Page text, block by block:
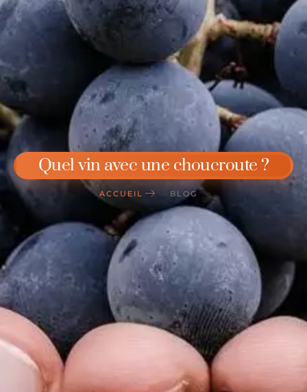
Quel vin avec une choucroute ?
ACCUEIL BLOG